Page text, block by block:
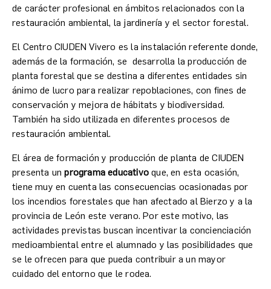
de carácter profesional en ámbitos relacionados con la
restauración ambiental, la jardinería y el sector forestal.
El Centro CIUDEN Vivero es la instalación referente donde,
además de la formación, se desarrolla la producción de
planta forestal que se destina a diferentes entidades sin
ánimo de lucro para realizar repoblaciones, con fines de
conservación y mejora de hábitats y biodiversidad.
También ha sido utilizada en diferentes procesos de
restauración ambiental.
El área de formación y producción de planta de CIUDEN
presenta unprograma educativo que, en esta ocasión,
tiene muy en cuenta las consecuencias ocasionadas por
los incendios forestales que han afectado al Bierzo y a la
provincia de León este verano. Por este motivo, las
actividades previstas buscan incentivar la concienciación
medioambiental entre el alumnado y las posibilidades que
se le ofrecen para que pueda contribuir a un mayor
cuidado del entorno que le rodea.